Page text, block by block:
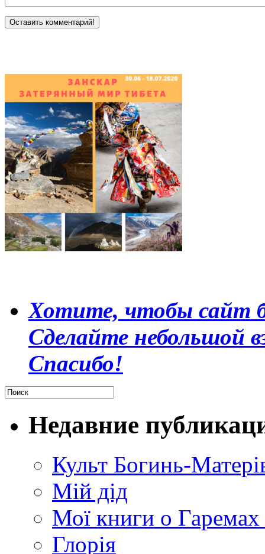
Хотите, чтобы сайт
Сделайте небольшой
Спасибо!
Недавние
Культ Богинь-
Мій дід
Мої книги о
Глорія